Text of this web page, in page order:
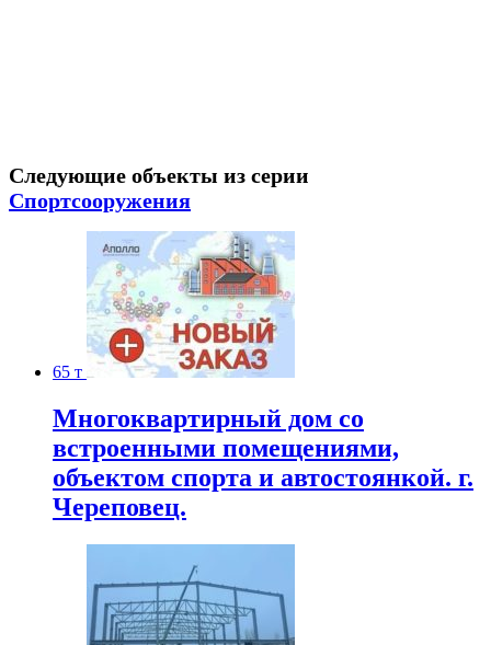
Следующие объекты из серии
Спортсооружения
65 т
Многоквартирный дом со
встроенными помещениями,
объектом спорта и автостоянкой. г.
Череповец.